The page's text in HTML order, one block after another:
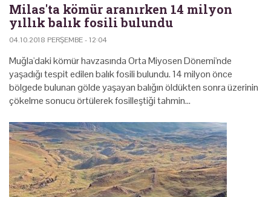
Milas'ta kömür aranırken 14 milyon
yıllık balık fosili bulundu
04.10.2018 PERŞEMBE - 12:04
Muğla'daki kömür havzasında Orta Miyosen Dönemi'nde
yaşadığı tespit edilen balık fosili bulundu. 14 milyon önce
bölgede bulunan gölde yaşayan balığın öldükten sonra üzerinin
çökelme sonucu örtülerek fosilleştiği tahmin…